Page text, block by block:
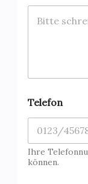
Telefon
Ihre
können.